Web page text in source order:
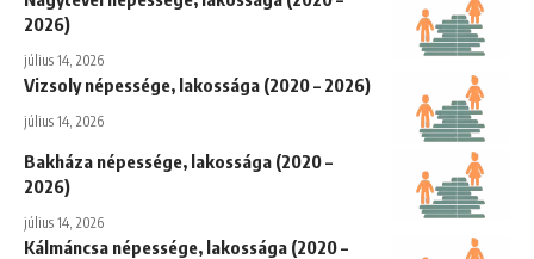
2026)
július 14, 2026
Vizsoly népessége, lakossága (2020 – 2026)
július 14, 2026
Bakháza népessége, lakossága (2020 –
2026)
július 14, 2026
Kálmáncsa népessége, lakossága (2020 –